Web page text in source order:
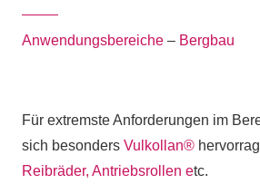
Anwendungsbereiche – Bergbau
Für extremste Anforderungen im
sich besonders Vulkollan®
Reibräder, Antriebsrollen etc.